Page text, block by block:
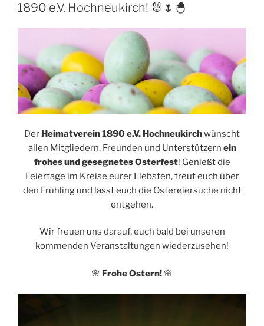
1890 e.V. Hochneukirch! 🐰🌷🐣
Der Heimatverein 1890 e.V. Hochneukirchwünscht
allen Mitgliedern, Freunden und Unterstützern ein
frohes und gesegnetes Osterfest! Genießt die
Feiertage im Kreise eurer Liebsten, freut euch über
den Frühling und lasst euch die Ostereiersuche nicht
entgehen.
Wir freuen uns darauf, euch bald bei unseren
kommenden Veranstaltungen wiederzusehen!
🌸 Frohe Ostern! 🌸